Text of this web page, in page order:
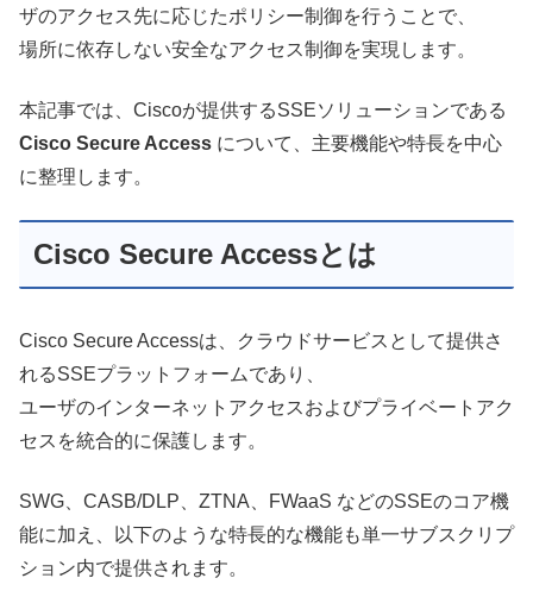
ザのアクセス先に応じたポリシー制御を行うことで、
場所に依存しない安全なアクセス制御を実現します。
本記事では、Ciscoが提供するSSEソリューションである
Cisco Secure Access について、主要機能や特長を中心
に整理します。
Cisco Secure Accessとは
Cisco Secure Accessは、クラウドサービスとして提供さ
れるSSEプラットフォームであり、
ユーザのインターネットアクセスおよびプライベートアク
セスを統合的に保護します。
SWG、CASB/DLP、ZTNA、FWaaS などのSSEのコア機
能に加え、以下のような特長的な機能も単一サブスクリプ
ション内で提供されます。